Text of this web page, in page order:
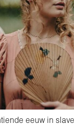
eeuw in